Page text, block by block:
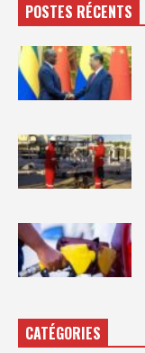
POSTES RÉCENTS
CATÉGORIES